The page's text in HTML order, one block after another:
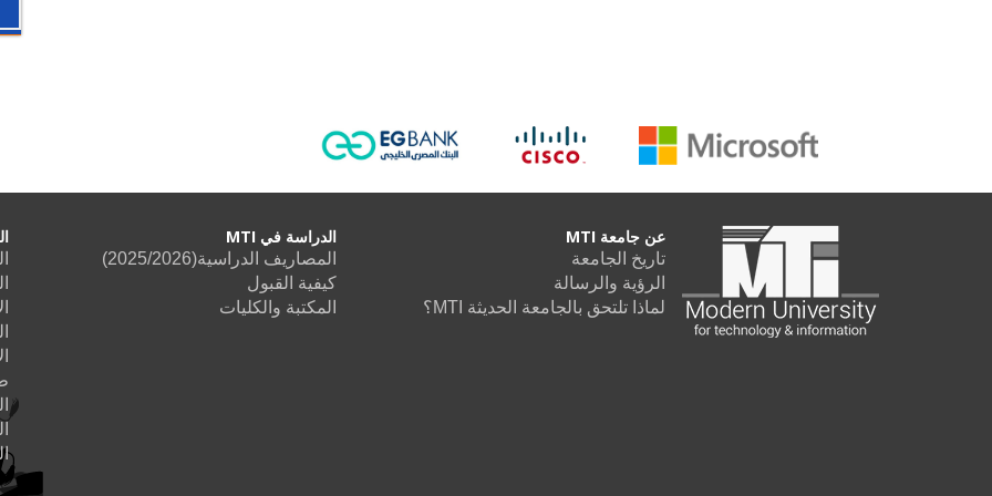
عن جامعة MTI
تاريخ الجامعة
الرؤية والرسالة
لماذا تلتحق بالجامعة الحديثة MTI؟
الدراسة في MTI
المصاريف الدراسية(2025/2026)
كيفية القبول
المكتبة والكليات